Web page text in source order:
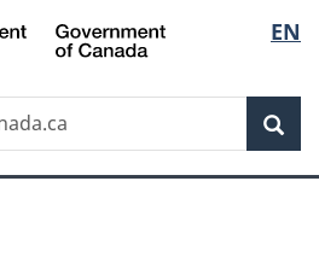
Passer
au
principal
Passer
à
Au
du
Passer
à
version
simplifiée
de
la
EN